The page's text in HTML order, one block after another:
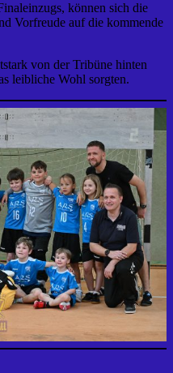
können sich die
Vorfreude auf die kommende
von der Tribüne hinten
leibliche Wohl sorgten.